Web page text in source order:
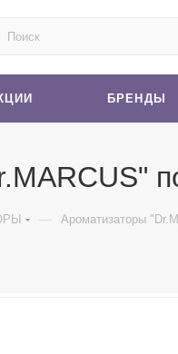
БРЕНДЫ
— Ароматизаторы